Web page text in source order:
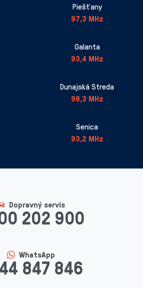
Piešťany
97,3 MHz
Galanta
93,4 MHz
Dunajská Streda
98,3 MHz
Senica
93,2 MHz
Dopravný servis
202 900
WhatsApp
847 846